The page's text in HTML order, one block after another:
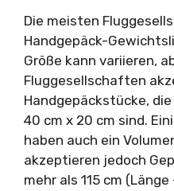
Die meisten
Handgepäck-
Größe kann variieren,
Fluggesellschaften
Handgepäckstücke,
40 cm x 20 cm sind.
haben auch ein
akzeptieren jedoch
mehr als 115 cm